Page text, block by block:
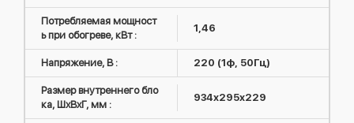
Потребляемая мощност
ь при обогреве, кВт :
1,46
Напряжение, В : 220 (1ф, 50Гц)
Размер внутреннего бло
ка, ШxВxГ, мм :
934x295x229